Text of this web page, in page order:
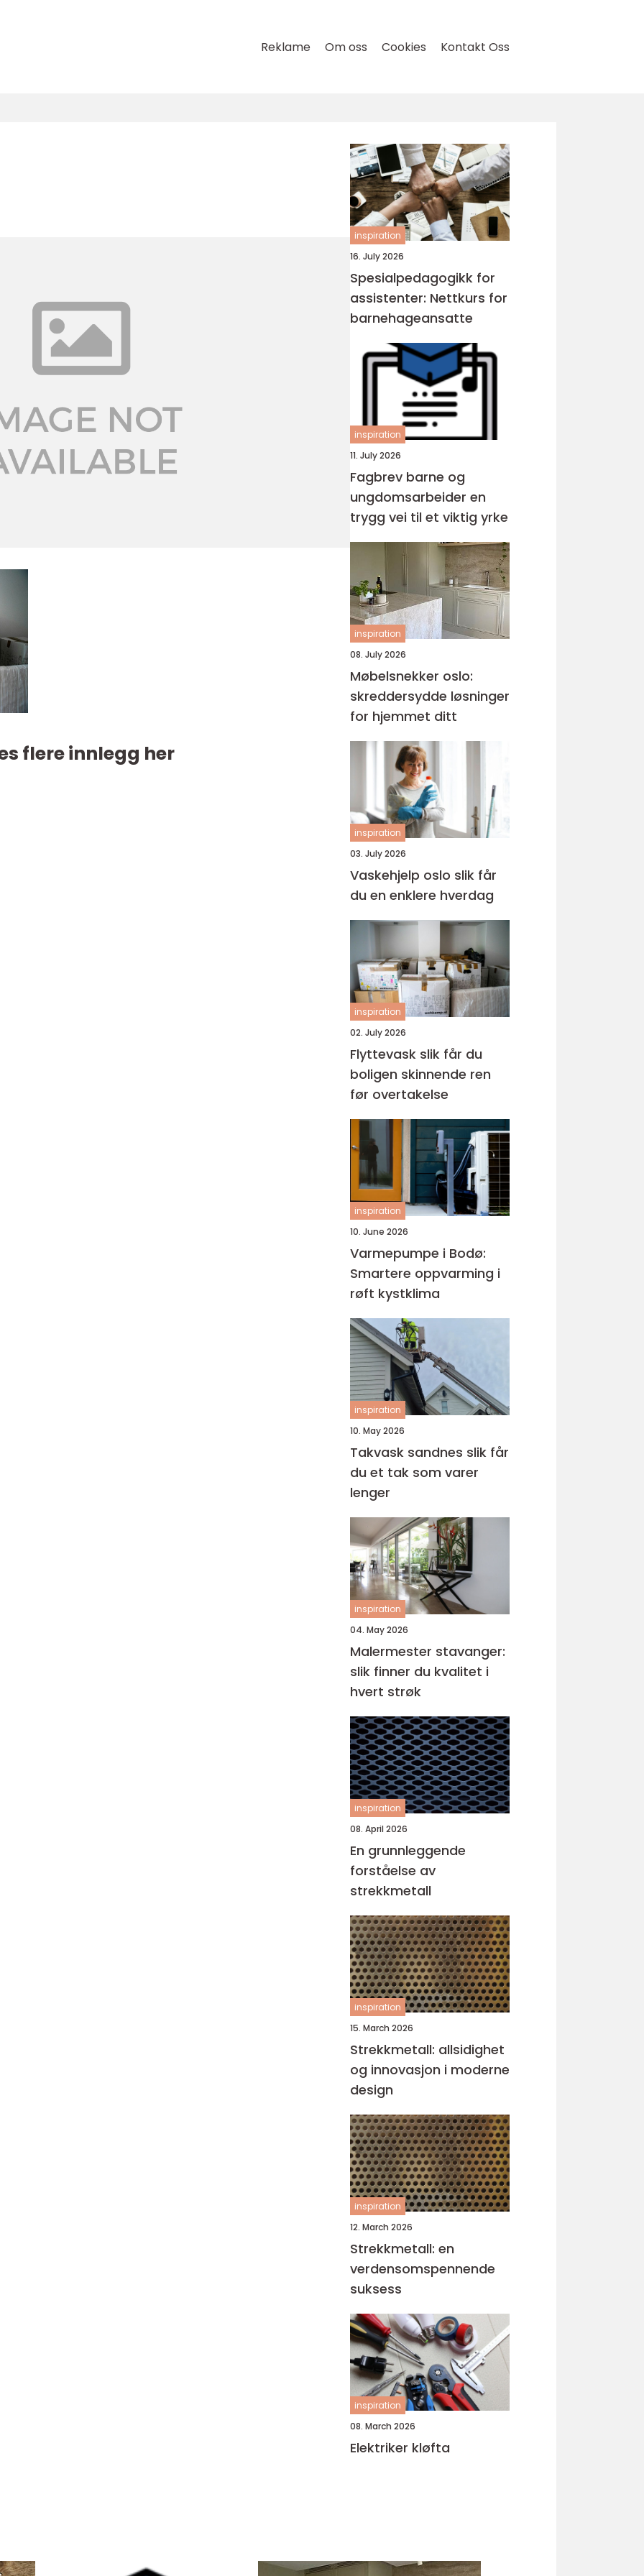
Reklame Om oss Cookies Kontakt Oss
flere innlegg her
inspiration
16. July 2026
Spesialpedagogikk for
assistenter: Nettkurs for
barnehageansatte
inspiration
11. July 2026
Fagbrev barne og
ungdomsarbeider en
trygg vei til et viktig yrke
inspiration
08. July 2026
Møbelsnekker oslo:
skreddersydde løsninger
for hjemmet ditt
inspiration
03. July 2026
Vaskehjelp oslo slik får
du en enklere hverdag
inspiration
02. July 2026
Flyttevask slik får du
boligen skinnende ren
før overtakelse
inspiration
10. June 2026
Varmepumpe i Bodø:
Smartere oppvarming i
røft kystklima
inspiration
10. May 2026
Takvask sandnes slik får
du et tak som varer
lenger
inspiration
04. May 2026
Malermester stavanger:
slik finner du kvalitet i
hvert strøk
inspiration
08. April 2026
En grunnleggende
forståelse av
strekkmetall
inspiration
15. March 2026
Strekkmetall: allsidighet
og innovasjon i moderne
design
inspiration
12. March 2026
Strekkmetall: en
verdensomspennende
suksess
inspiration
08. March 2026
Elektriker kløfta